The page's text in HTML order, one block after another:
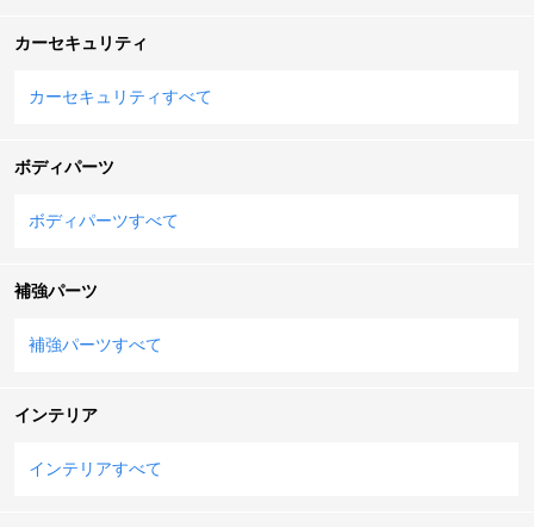
カーセキュリティ
カーセキュリティすべて
ボディパーツ
ボディパーツすべて
補強パーツ
補強パーツすべて
インテリア
インテリアすべて